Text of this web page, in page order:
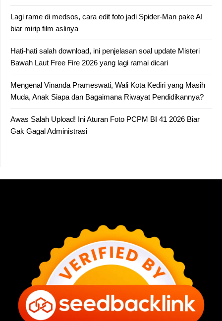
Lagi rame di medsos, cara edit foto jadi Spider-Man pake AI
biar mirip film aslinya
Hati-hati salah download, ini penjelasan soal update Misteri
Bawah Laut Free Fire 2026 yang lagi ramai dicari
Mengenal Vinanda Prameswati, Wali Kota Kediri yang Masih
Muda, Anak Siapa dan Bagaimana Riwayat Pendidikannya?
Awas Salah Upload! Ini Aturan Foto PCPM BI 41 2026 Biar
Gak Gagal Administrasi